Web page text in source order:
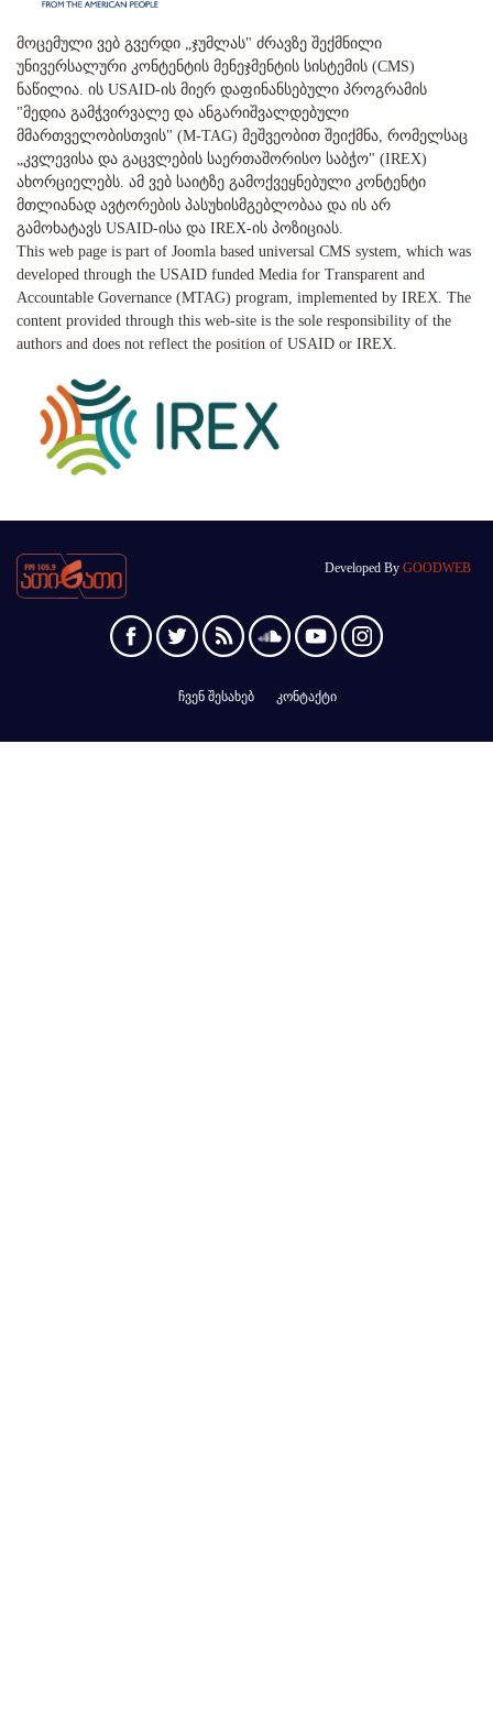
მოცემული ვებ გვერდი „ჯუმლას" ძრავზე შექმნილი
უნივერსალური კონტენტის მენეჯმენტის სისტემის (CMS)
ნაწილია. ის USAID-ის მიერ დაფინანსებული პროგრამის
"მედია გამჭვირვალე და ანგარიშვალდებული
მმართველობისთვის" (M-TAG) მეშვეობით შეიქმნა, რომელსაც
„კვლევისა და გაცვლების საერთაშორისო საბჭო" (IREX)
ახორციელებს. ამ ვებ საიტზე გამოქვეყნებული კონტენტი
მთლიანად ავტორების პასუხისმგებლობაა და ის არ
გამოხატავს USAID-ისა და IREX-ის პოზიციას.
This web page is part of Joomla based universal CMS system, which was
developed through the USAID funded Media for Transparent and
Accountable Governance (MTAG) program, implemented by IREX. The
content provided through this web-site is the sole responsibility of the
authors and does not reflect the position of USAID or IREX.
Developed By GOODWEB
ჩვენ შესახებ კონტაქტი